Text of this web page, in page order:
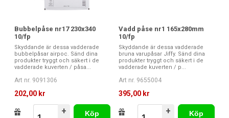
Bubbelpåse nr17 230x340
10/fp
Skyddande är dessa vadderade
bubbelpåsar airpoc. Sänd dina
produkter tryggt och säkert i de
vadderade kuverten / påsa...
Art nr. 9091306
202,00 kr
+
Köp
Vadd påse nr1 165x280mm
10/fp
Skyddande är dessa vadderade
bruna varupåsar Jiffy. Sänd dina
produkter tryggt och säkert i de
vadderade kuverten / p...
Art nr. 9655004
395,00 kr
+
Köp